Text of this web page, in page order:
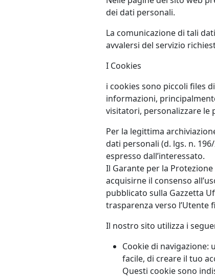
dei dati personali.
La comunicazione di tali
avvalersi del servizio
I Cookies
i cookies sono piccoli files
informazioni,
visitatori, personalizzare le
Per la legittima
dati personali (d. lgs. n.
espresso dall’interessato.
Il Garante per la
acquisirne il consenso
pubblicato sulla Gazzetta
trasparenza verso l’Utente
Il nostro sito utilizza i
Cookie di navigazione:
facile, di creare il tuo
Questi cookie sono